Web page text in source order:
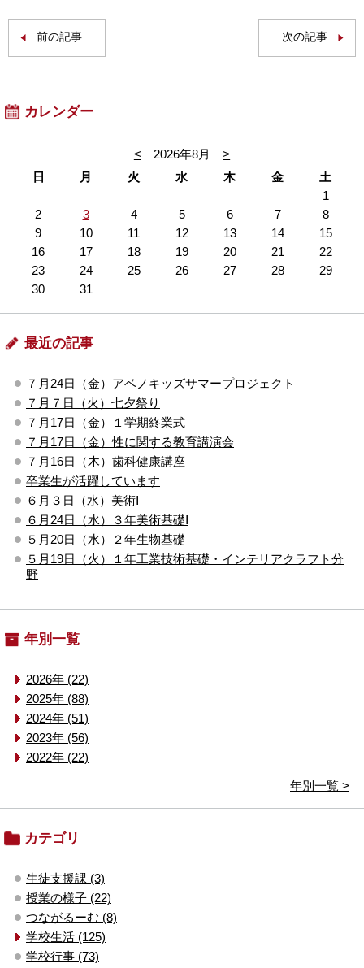
前の記事 次の記事
カレンダー
< 2026年8月
>
日
月 火 水 木 金
土
1
2
3 4 5 6 7
8
9
10 11 12 13 14
15
16
17 18 19 20 21
22
23
24 25 26 27 28
29
30
31
最近の記事
７月24日（金）アベノキッズサマープロジェクト
７月７日（火）七夕祭り
７月17日（金）１学期終業式
７月17日（金）性に関する教育講演会
７月16日（木）歯科健康講座
卒業生が活躍しています
６月３日（水）美術Ⅰ
６月24日（水）３年美術基礎Ⅰ
５月20日（水）２年生物基礎
５月19日（火）１年工業技術基礎・インテリアクラフト分
野
年別一覧
2026年 (22)
2025年 (88)
2024年 (51)
2023年 (56)
2022年 (22)
年別一覧 >
カテゴリ
生徒支援課 (3)
授業の様子 (22)
つながるーむ (8)
学校生活 (125)
学校行事 (73)